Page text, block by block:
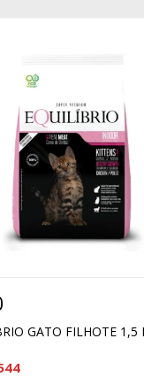
GATO FILHOTE 1,5